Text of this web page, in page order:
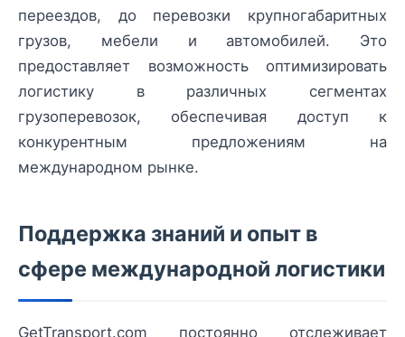
переездов, до перевозки крупногабаритных
грузов, мебели и автомобилей. Это
предоставляет возможность оптимизировать
логистику в различных сегментах
грузоперевозок, обеспечивая доступ к
конкурентным предложениям на
международном рынке.
Поддержка знаний и опыт в
сфере международной логистики
GetTransport.com постоянно отслеживает